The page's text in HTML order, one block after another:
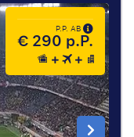
P.P. AB
€ 290 p.P.